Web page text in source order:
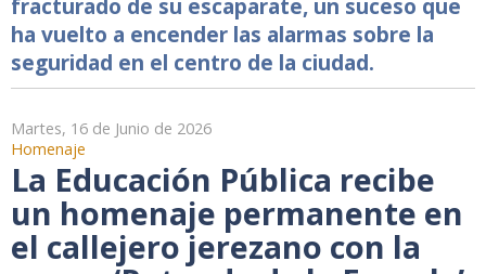
ha vuelto a encender las alarmas sobre la
seguridad en el centro de la ciudad.
Martes, 16 de Junio de 2026
Homenaje
La Educación Pública recibe
un homenaje permanente en
el callejero jerezano con la